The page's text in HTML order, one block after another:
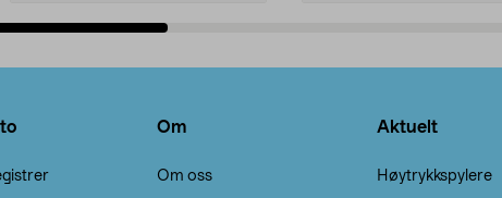
Om
Om oss
Aktuelt
Høytrykkspylere